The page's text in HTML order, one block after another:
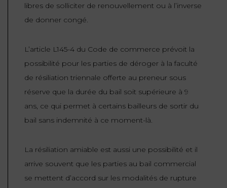
libres de solliciter de renouvellement ou à l’inverse
de donner congé.
L’article L145-4 du Code de commerce prévoit la
possibilité pour les parties de déroger à la faculté
de résiliation triennale offerte au preneur sous
réserve que la durée du bail soit supérieure à 9
ans, ce qui permet à certains bailleurs de sortir du
bail sans indemnité à ce moment-là.
La résiliation amiable est aussi une possibilité et il
arrive souvent que les parties au bail commercial
se mettent d’accord sur les modalités de rupture